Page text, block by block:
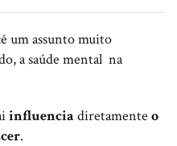
um assunto muito
a saúde mental na
influencia diretamente o
.